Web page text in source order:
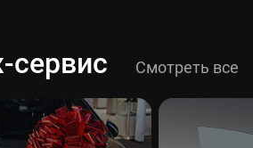
сервис Смотреть все